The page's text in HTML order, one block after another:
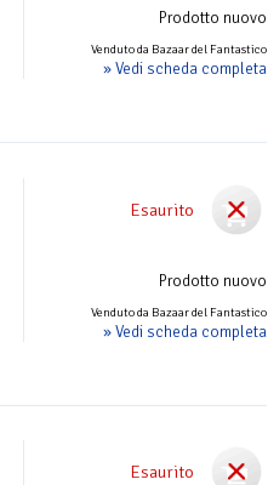
Prodotto nuovo
Venduto da Bazaar del Fantastico
» Vedi scheda completa
Esaurito
Prodotto nuovo
Venduto da Bazaar del Fantastico
» Vedi scheda completa
Esaurito